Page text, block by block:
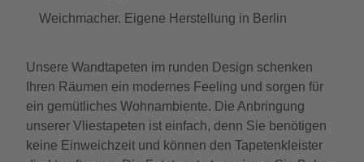
Weichmacher. Eigene Herstellung in Berlin
Unsere Wandtapeten im runden Design schenken
Ihren Räumen ein modernes Feeling und sorgen für
ein gemütliches Wohnambiente. Die Anbringung
unserer Vliestapeten ist einfach, denn Sie benötigen
keine Einweichzeit und können den Tapetenkleister